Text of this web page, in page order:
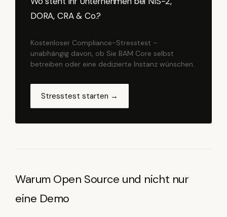
DORA, CRA & Co.?
Kostenloser Compliance-Stresstest –
unabhängig davon, ob Sie BAM Core selbst
betreiben oder eine dedizierte Instanz wünschen.
Stresstest starten →
Warum Open Source und nicht nur
eine Demo